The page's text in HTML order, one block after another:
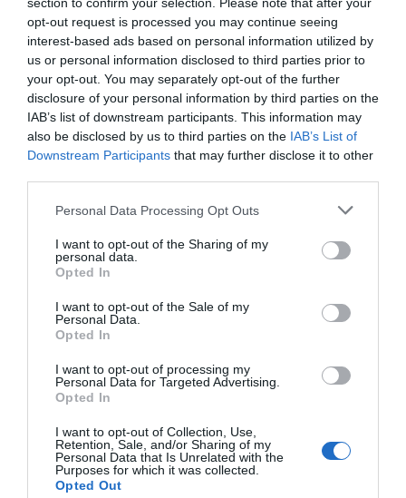
opt-out request is processed you may continue seeing
interest-based ads based on personal information utilized by
us or personal information disclosed to third parties prior to
your opt-out. You may separately opt-out of the further
disclosure of your personal information by third parties on the
IAB’s list of downstream participants. This information may
also be disclosed by us to third parties on the IAB’s List of
Downstream Participants that may further disclose it to other
Personal Data Processing Opt Outs
I want to opt-out of the Sharing of my
personal data.
Opted In
I want to opt-out of the Sale of my
Personal Data.
Opted In
I want to opt-out of processing my
Personal Data for Targeted Advertising.
Opted In
I want to opt-out of Collection, Use,
Retention, Sale, and/or Sharing of my
Personal Data that Is Unrelated with the
Purposes for which it was collected.
Opted Out
EL LLAPIS
L''annus horribilis' d'Holaluz:
d'una conversa de bar a un
desenllaç incert
11 de maig de 2024
I així és com el món va perdre
un altre lector
EL LLAPIS
Entre canyes, peixos i...
27 d’abril de 2024